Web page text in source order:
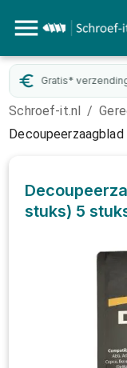
Gratis*
Schroef-it.nl /
stuks) 5